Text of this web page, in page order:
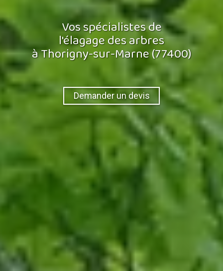
Vos spécialistes de
l'élagage des arbres
à Thorigny-sur-Marne (77400)
Demander un devis